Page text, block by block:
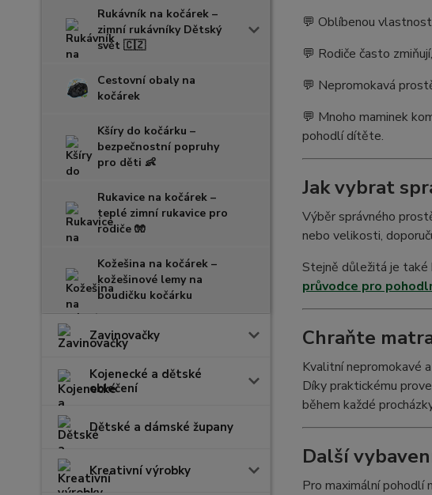
Rukávník na kočárek –
zimní rukávníky Dětský
svět 🇨🇿
Cestovní obaly na
kočárek
Kšíry do kočárku –
bezpečnostní popruhy
pro děti 👶
Rukavice na kočárek –
teplé zimní rukavice pro
rodiče 🧤
Kožešina na kočárek –
kožešinové lemy na
boudičku kočárku
Zavinovačky
Kojenecké a dětské
oblečení
Dětské a dámské župany
Kreativní výrobky
💬 Oblíbenou
💬 Rodiče často
💬 Nepromokavá
💬 Mnoho maminek
pohodlí dítěte.
Jak vybrat
Výběr správného
nebo velikosti,
Stejně důležitá je také
průvodce pro
Chraňte
Kvalitní nepromokavé
Díky praktickému
během každé
Další
Pro maximální pohodlí